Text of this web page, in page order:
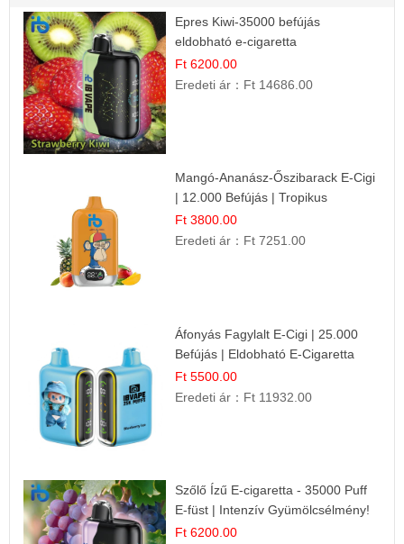
Epres Kiwi-35000 befújás
eldobható e-cigaretta
Ft 6200.00
Eredeti ár： Ft 14686.00
Mangó-Ananász-Őszibarack E-Cigi
| 12.000 Befújás | Tropikus
Gyümölcs Íz
Ft 3800.00
Eredeti ár： Ft 7251.00
Áfonyás Fagylalt E-Cigi | 25.000
Befújás | Eldobható E-Cigaretta
Ft 5500.00
Eredeti ár： Ft 11932.00
Szőlő Ízű E-cigaretta - 35000 Puff
E-füst | Intenzív Gyümölcsélmény!
Ft 6200.00